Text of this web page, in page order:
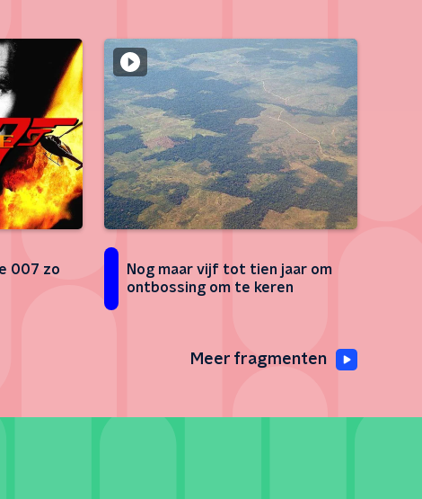
007 zo
Nog maar vijf tot tien jaar om
ontbossing om te keren
Meer fragmenten